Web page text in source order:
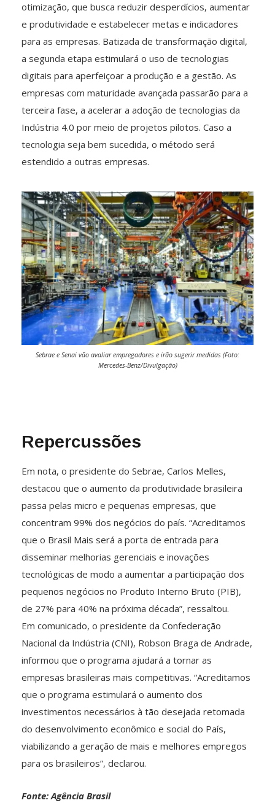
otimização, que busca reduzir desperdícios, aumentar
e produtividade e estabelecer metas e indicadores
para as empresas. Batizada de transformação digital,
a segunda etapa estimulará o uso de tecnologias
digitais para aperfeiçoar a produção e a gestão. As
empresas com maturidade avançada passarão para a
terceira fase, a acelerar a adoção de tecnologias da
Indústria 4.0 por meio de projetos pilotos. Caso a
tecnologia seja bem sucedida, o método será
estendido a outras empresas.
Sebrae e Senai vão avaliar empregadores e irão sugerir medidas (Foto:
Mercedes-Benz/Divulgação)
Repercussões
Em nota, o presidente do Sebrae, Carlos Melles,
destacou que o aumento da produtividade brasileira
passa pelas micro e pequenas empresas, que
concentram 99% dos negócios do país. “Acreditamos
que o Brasil Mais será a porta de entrada para
disseminar melhorias gerenciais e inovações
tecnológicas de modo a aumentar a participação dos
pequenos negócios no Produto Interno Bruto (PIB),
de 27% para 40% na próxima década”, ressaltou.
Em comunicado, o presidente da Confederação
Nacional da Indústria (CNI), Robson Braga de Andrade,
informou que o programa ajudará a tornar as
empresas brasileiras mais competitivas. “Acreditamos
que o programa estimulará o aumento dos
investimentos necessários à tão desejada retomada
do desenvolvimento econômico e social do País,
viabilizando a geração de mais e melhores empregos
para os brasileiros”, declarou.
Fonte: Agência Brasil